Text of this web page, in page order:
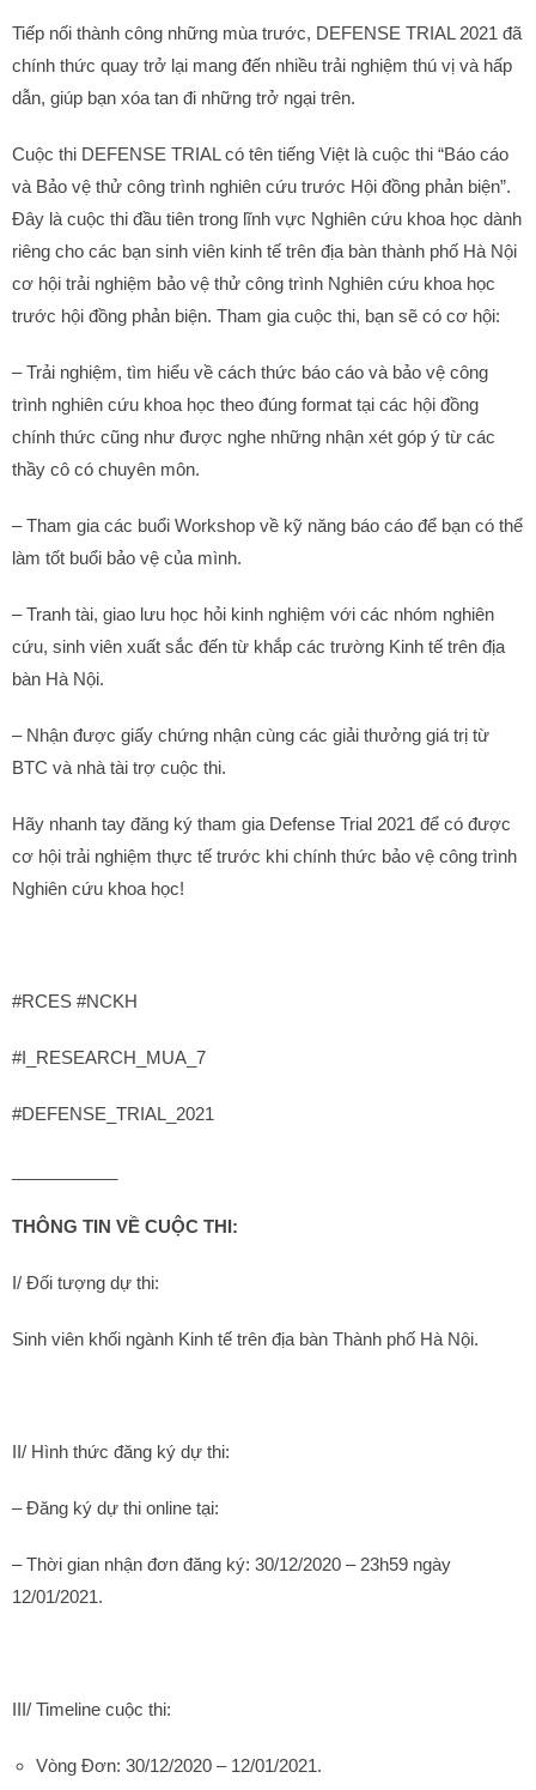
Tiếp nối thành công những mùa trước, DEFENSE TRIAL 2021 đã
chính thức quay trở lại mang đến nhiều trải nghiệm thú vị và hấp
dẫn, giúp bạn xóa tan đi những trở ngại trên.
Cuộc thi DEFENSE TRIAL có tên tiếng Việt là cuộc thi “Báo cáo
và Bảo vệ thử công trình nghiên cứu trước Hội đồng phản biện”.
Đây là cuộc thi đầu tiên trong lĩnh vực Nghiên cứu khoa học dành
riêng cho các bạn sinh viên kinh tế trên địa bàn thành phố Hà Nội
cơ hội trải nghiệm bảo vệ thử công trình Nghiên cứu khoa học
trước hội đồng phản biện. Tham gia cuộc thi, bạn sẽ có cơ hội:
– Trải nghiệm, tìm hiểu về cách thức báo cáo và bảo vệ công
trình nghiên cứu khoa học theo đúng format tại các hội đồng
chính thức cũng như được nghe những nhận xét góp ý từ các
thầy cô có chuyên môn.
– Tham gia các buổi Workshop về kỹ năng báo cáo để bạn có thể
làm tốt buổi bảo vệ của mình.
– Tranh tài, giao lưu học hỏi kinh nghiệm với các nhóm nghiên
cứu, sinh viên xuất sắc đến từ khắp các trường Kinh tế trên địa
bàn Hà Nội.
– Nhận được giấy chứng nhận cùng các giải thưởng giá trị từ
BTC và nhà tài trợ cuộc thi.
Hãy nhanh tay đăng ký tham gia Defense Trial 2021 để có được
cơ hội trải nghiệm thực tế trước khi chính thức bảo vệ công trình
Nghiên cứu khoa học!
#RCES #NCKH
#I_RESEARCH_MUA_7
#DEFENSE_TRIAL_2021
THÔNG TIN VỀ CUỘC THI:
I/ Đối tượng dự thi:
Sinh viên khối ngành Kinh tế trên địa bàn Thành phố Hà Nội.
II/ Hình thức đăng ký dự thi:
– Đăng ký dự thi online tại:
– Thời gian nhận đơn đăng ký: 30/12/2020 – 23h59 ngày
12/01/2021.
III/ Timeline cuộc thi:
Vòng Đơn: 30/12/2020 – 12/01/2021.